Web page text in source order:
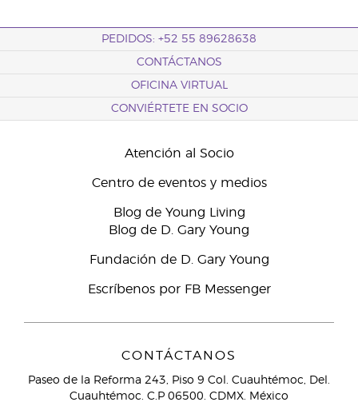
PEDIDOS: +52 55 89628638
CONTÁCTANOS
OFICINA VIRTUAL
CONVIÉRTETE EN SOCIO
Atención al Socio
Centro de eventos y medios
Blog de Young Living
Blog de D. Gary Young
Fundación de D. Gary Young
Escríbenos por FB Messenger
CONTÁCTANOS
Paseo de la Reforma 243, Piso 9 Col. Cuauhtémoc, Del.
Cuauhtémoc. C.P 06500. CDMX. México